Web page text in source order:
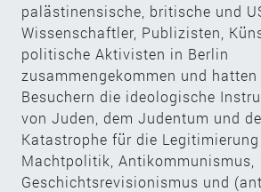
palästinensische, britische und
Wissenschaftler, Publizisten,
politische Aktivisten in Berlin
zusammengekommen und
Besuchern die ideologische
von Juden, dem Judentum und
Katastrophe für die
Machtpolitik, Antikommunismus,
Geschichtsrevisionismus und